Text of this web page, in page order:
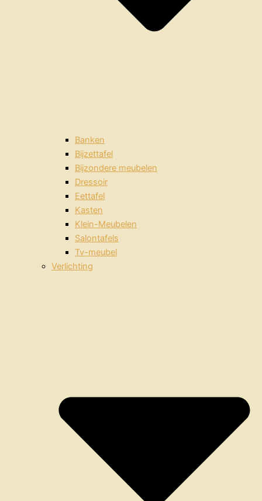
Banken
Bijzettafel
Bijzondere meubelen
Dressoir
Eettafel
Kasten
Klein-Meubelen
Salontafels
Tv-meubel
Verlichting